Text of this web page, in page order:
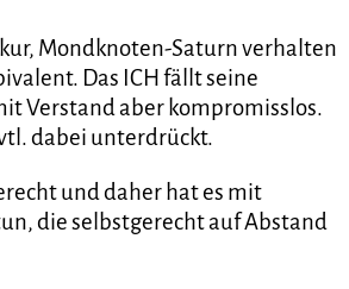
Mondknoten-Saturn verhalten
Das ICH fällt seine
Verstand aber kompromisslos.
dabei unterdrückt.
und daher hat es mit
die selbstgerecht auf Abstand